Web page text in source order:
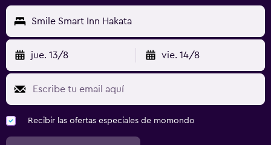
Smile Smart Inn Hakata
jue. 13/8 vie. 14/8
Recibir las ofertas especiales de momondo